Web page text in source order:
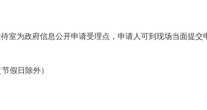
为政府信息公开申请受理点，申请人可到现场当面提交
假日除外）